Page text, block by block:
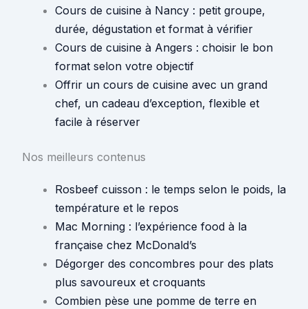
Cours de cuisine à Nancy : petit groupe,
durée, dégustation et format à vérifier
Cours de cuisine à Angers : choisir le bon
format selon votre objectif
Offrir un cours de cuisine avec un grand
chef, un cadeau d’exception, flexible et
facile à réserver
Nos meilleurs contenus
Rosbeef cuisson : le temps selon le poids, la
température et le repos
Mac Morning : l’expérience food à la
française chez McDonald’s
Dégorger des concombres pour des plats
plus savoureux et croquants
Combien pèse une pomme de terre en